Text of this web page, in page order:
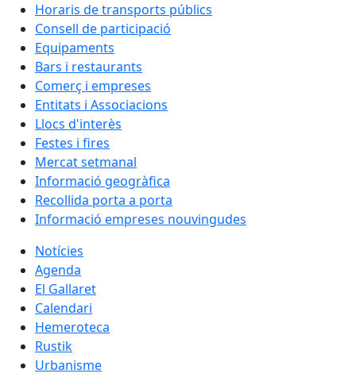
Horaris de transports públics
Consell de participació
Equipaments
Bars i restaurants
Comerç i empreses
Entitats i Associacions
Llocs d'interès
Festes i fires
Mercat setmanal
Informació geogràfica
Recollida porta a porta
Informació empreses nouvingudes
Notícies
Agenda
El Gallaret
Calendari
Hemeroteca
Rustik
Urbanisme